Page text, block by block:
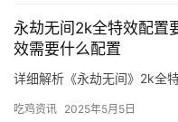
永劫无间2k全特效配置
效需要什么配置
详细解析《永劫无间》2k全
吃鸡资讯 2025年5月5日